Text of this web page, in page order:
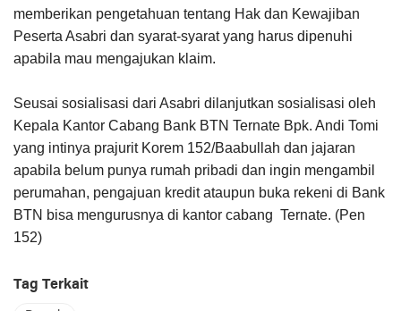
memberikan pengetahuan tentang Hak dan Kewajiban
Peserta Asabri dan syarat-syarat yang harus dipenuhi
apabila mau mengajukan klaim.
Seusai sosialisasi dari Asabri dilanjutkan sosialisasi oleh
Kepala Kantor Cabang Bank BTN Ternate Bpk. Andi Tomi
yang intinya prajurit Korem 152/Baabullah dan jajaran
apabila belum punya rumah pribadi dan ingin mengambil
perumahan, pengajuan kredit ataupun buka rekeni di Bank
BTN bisa mengurusnya di kantor cabang Ternate. (Pen
152)
Tag Terkait